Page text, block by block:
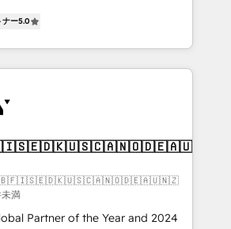
in both strategic RevOps
on technical execution - building
companies need to
Services - Managed IT (MSP) -
implementations and portal
migrations, CRM architecture,
✔️ Custom integrations
✔️ User adoption
Through project-
ナー5.0
🇬🇧🇫🇮🇸🇪🇩🇰🇺🇸🇨🇦🇳🇴🇩🇪🇦🇺🇳🇿
満
Partner of the Year and 2024